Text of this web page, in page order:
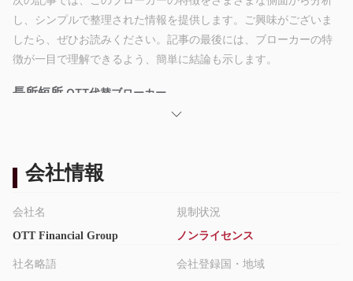
し、シンプルで整理された情報を提供します。ご興味がございま
したら、ぜひお読みください。記事の最後には、ブローカーの特
徴が一目で理解できるよう、簡単に結論も示します。
長所短所 OTT代替ブローカー
代わりのブローカーはたくさんあります OTTトレーダーの特定の
レガシーFX -外国為替、株、商品、指数など幅広い金融商品に
す。
タイガーホワイト -
ソーシャル取引と最先端のテクノロジーを
さまざまな金融市場を取引し、成功したトレーダーの戦略に従う
会社情報
会社名
OTT Financial Group
社名略語
規制状況
ノンライセンス
会社登録国・地域